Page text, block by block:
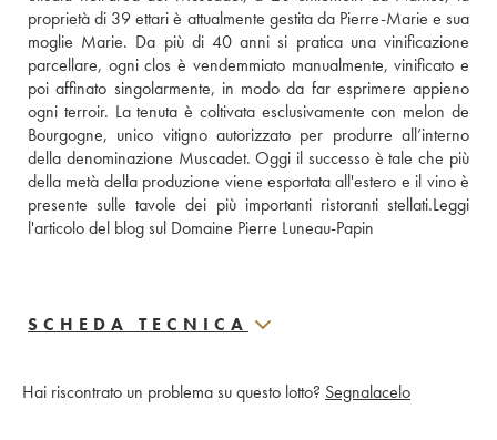
proprietà di 39 ettari è attualmente gestita da Pierre-Marie e sua
moglie Marie. Da più di 40 anni si pratica una vinificazione
parcellare, ogni clos è vendemmiato manualmente, vinificato e
poi affinato singolarmente, in modo da far esprimere appieno
ogni terroir. La tenuta è coltivata esclusivamente con melon de
Bourgogne, unico vitigno autorizzato per produrre all’interno
della denominazione Muscadet. Oggi il successo è tale che più
della metà della produzione viene esportata all'estero e il vino è
presente sulle tavole dei più importanti ristoranti stellati.Leggi
l'articolo del blog sul Domaine Pierre Luneau-Papin
SCHEDA TECNICA
Hai riscontrato un problema su questo lotto? Segnalacelo